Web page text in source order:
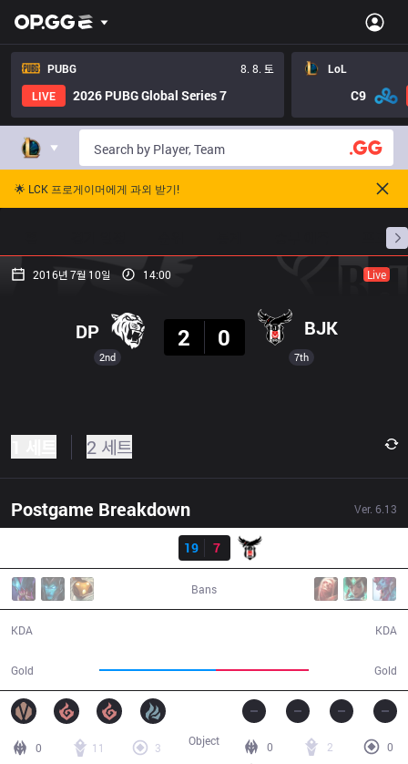
PUBG
8. 8. 토
LIVE
2026 PUBG Global Series 7
LoL
C9
🌟 LCK 프로게이머에게 과외 받기!
프로빌
2016년 7월 10일 14:00 Live
2nd
DP
2
0 BJK
7th
2 세트
Postgame Breakdown Ver. 6.13
19
7
Bans
KDA
Gold Gold
KDA
0 11
3
0 2
0
Object